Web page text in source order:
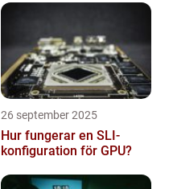
26 september 2025
Hur fungerar en SLI-
konfiguration för GPU?